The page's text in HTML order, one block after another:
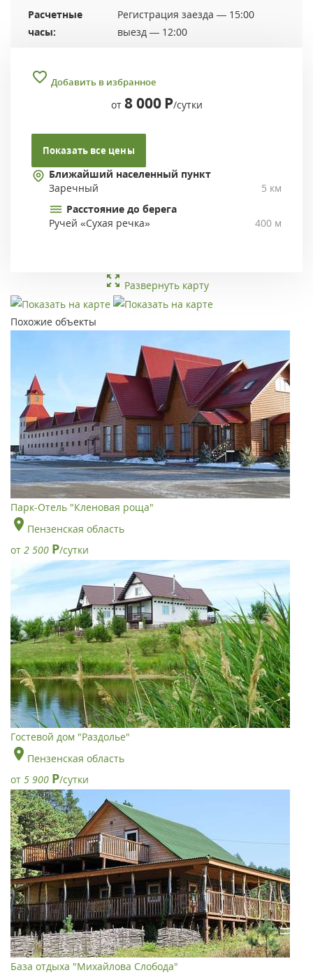
Расчетные
часы:
Регистрация заезда — 15:00
выезд — 12:00
Добавить в избранное
от 8 000 Р/сутки
Показать все цены
Ближайший населенный пункт
Заречный
5 км
Расстояние до берега
Ручей «Сухая речка»
400 м
Развернуть карту
Похожие объекты
Парк-Отель "Кленовая роща"
Пензенская область
от 2 500 Р/сутки
Гостевой дом "Раздолье"
Пензенская область
от 5 900 Р/сутки
База отдыха "Михайлова Слобода"